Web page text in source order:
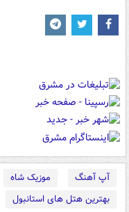
آپ آهنگ موزیک شاه
بهترین هتل های استانبول